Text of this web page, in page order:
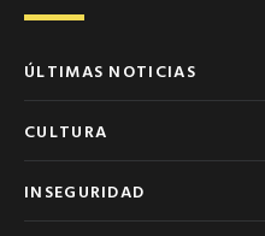
ÚLTIMAS NOTICIAS
CULTURA
INSEGURIDAD